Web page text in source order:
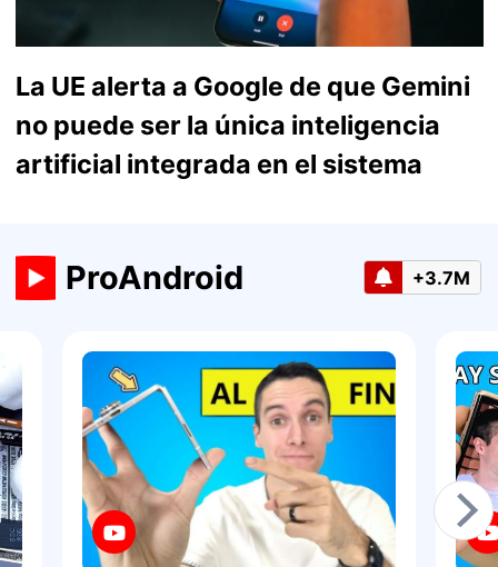
La UE alerta a Google de que Gemini
no puede ser la única inteligencia
artificial integrada en el sistema
ProAndroid +3.7M